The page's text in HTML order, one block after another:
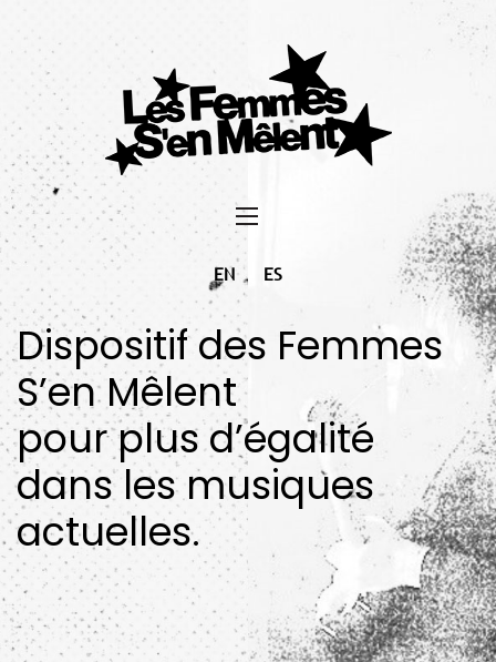
EN ES
Dispositif des Femmes
S’en Mêlent
pour plus d’égalité
dans les musiques
actuelles.